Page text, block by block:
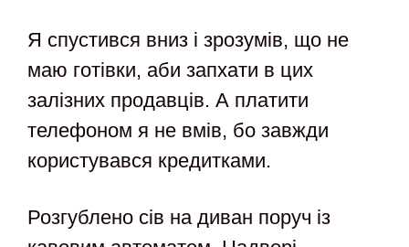
Я спустився вниз і зрозумів, що не
маю готівки, аби запхати в цих
залізних продавців. А платити
телефоном я не вмів, бо завжди
користувався кредитками.
Розгублено сів на диван поруч із